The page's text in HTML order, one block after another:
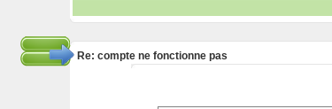
Re: compte ne fonctionne pas